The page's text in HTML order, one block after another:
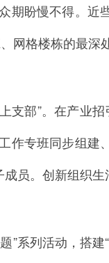
期盼慢不得。近
网格楼栋的最深
支部”。在产业
专班同步组建
员。创新组织生
系列活动，搭建